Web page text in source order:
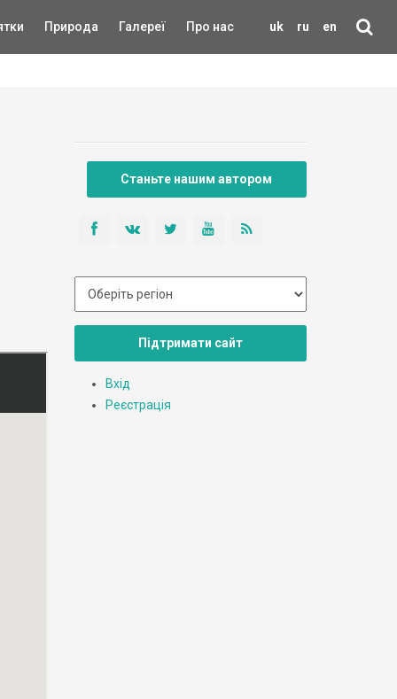
uk ru en
Природа Галереї Про нас
Станьте нашим автором
Підтримати сайт
Вхід
Реєстрація